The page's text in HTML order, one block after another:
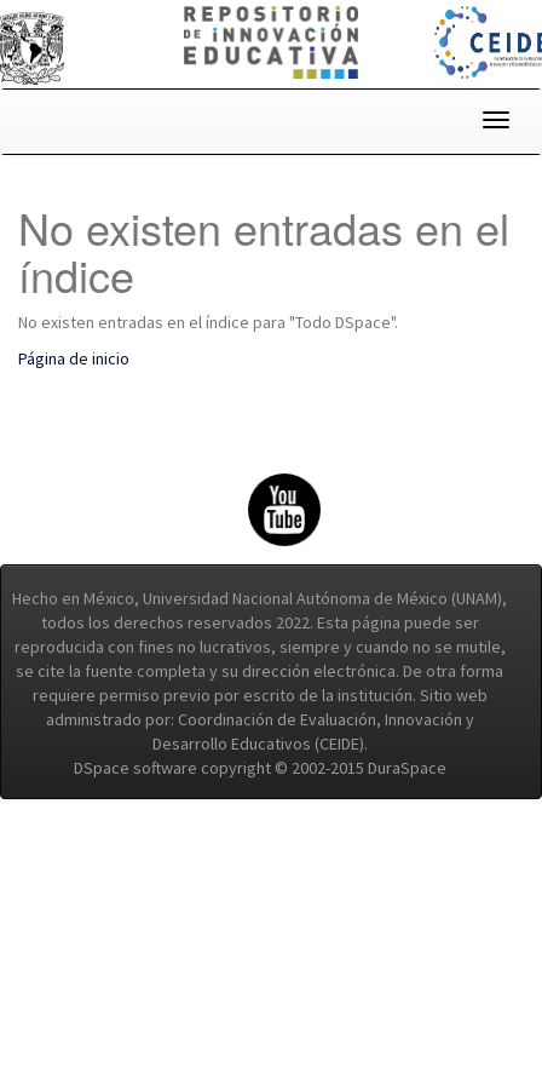
No existen entradas en el
índice
No existen entradas en el índice para "Todo DSpace".
Página de inicio
Hecho en México, Universidad Nacional Autónoma de México (UNAM),
todos los derechos reservados 2022. Esta página puede ser
reproducida con fines no lucrativos, siempre y cuando no se mutile,
se cite la fuente completa y su dirección electrónica. De otra forma
requiere permiso previo por escrito de la institución. Sitio web
administrado por: Coordinación de Evaluación, Innovación y
Desarrollo Educativos (CEIDE).
DSpace software copyright © 2002-2015 DuraSpace